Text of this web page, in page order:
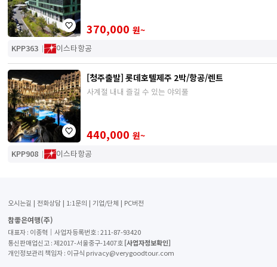
370,000 원~
KPP363 이스타항공
[청주출발] 롯데호텔제주 2박/항공/렌트
사계절 내내 즐길 수 있는 야외풀
440,000 원~
KPP908 이스타항공
오시는길 전화상담 1:1문의 기업/단체 PC버전
참좋은여행(주)
대표자 : 이종혁│사업자등록번호 : 211-87-93420
통신판매업신고 : 제2017-서울중구-1407호 [사업자정보확인]
개인정보관리 책임자 : 이규식 privacy@verygoodtour.com